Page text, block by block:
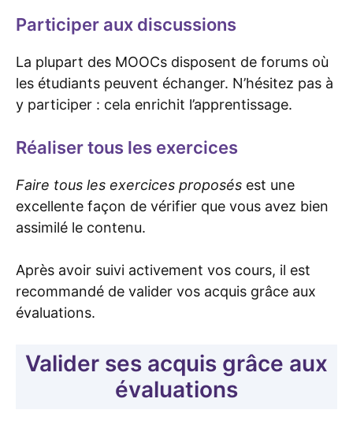
Participer aux discussions
La plupart des MOOCs disposent de forums où
les étudiants peuvent échanger. N’hésitez pas à
y participer : cela enrichit l’apprentissage.
Réaliser tous les exercices
Faire tous les exercices proposés est une
excellente façon de vérifier que vous avez bien
assimilé le contenu.
Après avoir suivi activement vos cours, il est
recommandé de valider vos acquis grâce aux
évaluations.
Valider ses acquis grâce aux
évaluations